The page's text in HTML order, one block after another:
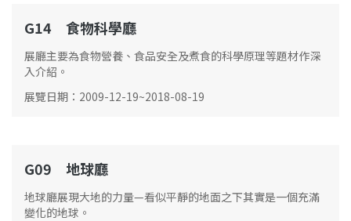
G14
G14 食物科學廳
展廳主要為食物營養、食品安全及煮食的科學原理等題材作深
入介紹。
展覽日期 ： 2009-12-19~2018-08-19
G09
G09 地球廳
地球廳展現大地的力量—看似平靜的地面之下其實是一個充滿
變化的地球。